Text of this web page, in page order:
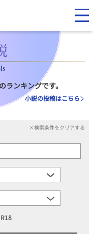
ランキングです。
小説の投稿はこちら
×検索条件をクリアする
R18